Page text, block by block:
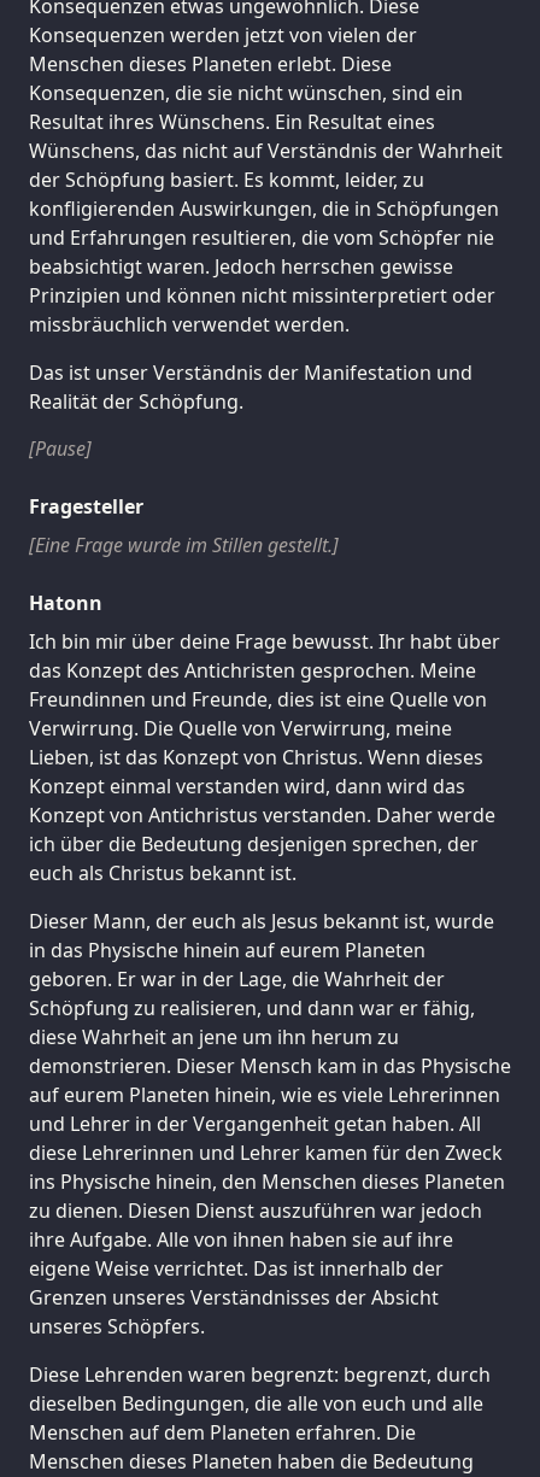
Konsequenzen etwas ungewöhnlich. Diese
Konsequenzen werden jetzt von vielen der
Menschen dieses Planeten erlebt. Diese
Konsequenzen, die sie nicht wünschen, sind ein
Resultat ihres Wünschens. Ein Resultat eines
Wünschens, das nicht auf Verständnis der Wahrheit
der Schöpfung basiert. Es kommt, leider, zu
konfligierenden Auswirkungen, die in Schöpfungen
und Erfahrungen resultieren, die vom Schöpfer nie
beabsichtigt waren. Jedoch herrschen gewisse
Prinzipien und können nicht missinterpretiert oder
missbräuchlich verwendet werden.
Das ist unser Verständnis der Manifestation und
Realität der Schöpfung.
[Pause]
Fragesteller
[Eine Frage wurde im Stillen gestellt.]
Hatonn
Ich bin mir über deine Frage bewusst. Ihr habt über
das Konzept des Antichristen gesprochen. Meine
Freundinnen und Freunde, dies ist eine Quelle von
Verwirrung. Die Quelle von Verwirrung, meine
Lieben, ist das Konzept von Christus. Wenn dieses
Konzept einmal verstanden wird, dann wird das
Konzept von Antichristus verstanden. Daher werde
ich über die Bedeutung desjenigen sprechen, der
euch als Christus bekannt ist.
Dieser Mann, der euch als Jesus bekannt ist, wurde
in das Physische hinein auf eurem Planeten
geboren. Er war in der Lage, die Wahrheit der
Schöpfung zu realisieren, und dann war er fähig,
diese Wahrheit an jene um ihn herum zu
demonstrieren. Dieser Mensch kam in das Physische
auf eurem Planeten hinein, wie es viele Lehrerinnen
und Lehrer in der Vergangenheit getan haben. All
diese Lehrerinnen und Lehrer kamen für den Zweck
ins Physische hinein, den Menschen dieses Planeten
zu dienen. Diesen Dienst auszuführen war jedoch
ihre Aufgabe. Alle von ihnen haben sie auf ihre
eigene Weise verrichtet. Das ist innerhalb der
Grenzen unseres Verständnisses der Absicht
unseres Schöpfers.
Diese Lehrenden waren begrenzt: begrenzt, durch
dieselben Bedingungen, die alle von euch und alle
Menschen auf dem Planeten erfahren. Die
Menschen dieses Planeten haben die Bedeutung